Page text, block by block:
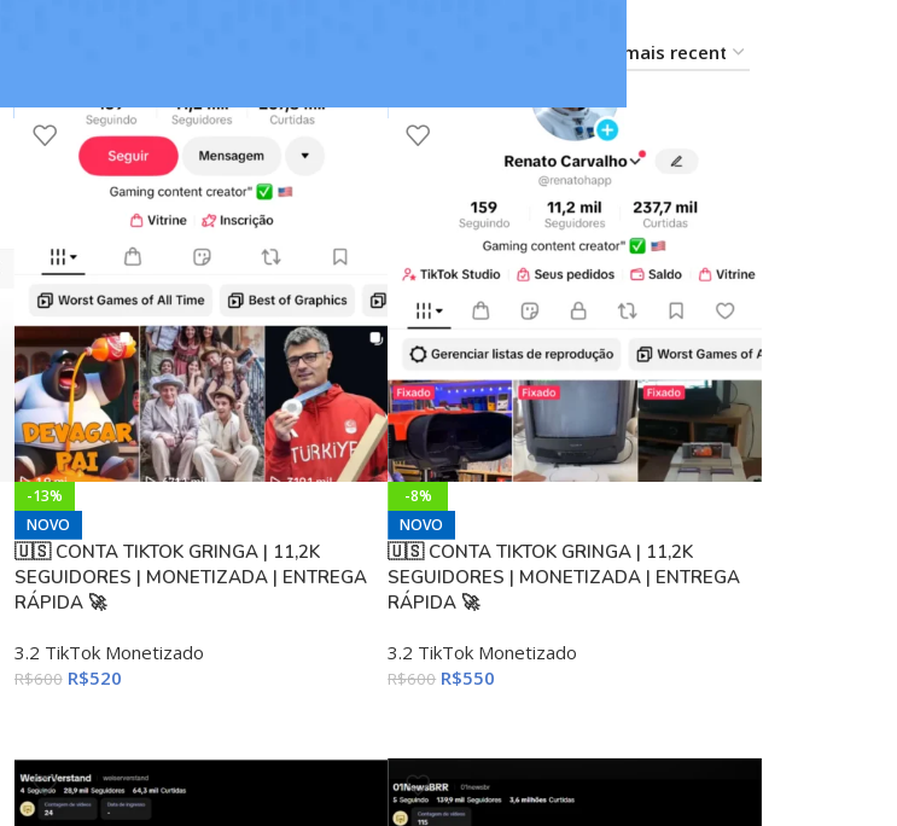
-13%
NOVO
🇺🇸 CONTA TIKTOK GRINGA | 11,2K
SEGUIDORES | MONETIZADA | ENTREGA
RÁPIDA 🚀
3.2 TikTok Monetizado
R$600 R$520
-8%
NOVO
🇺🇸 CONTA TIKTOK GRINGA | 11,2K
SEGUIDORES | MONETIZADA | ENTREGA
RÁPIDA 🚀
3.2 TikTok Monetizado
R$600 R$550